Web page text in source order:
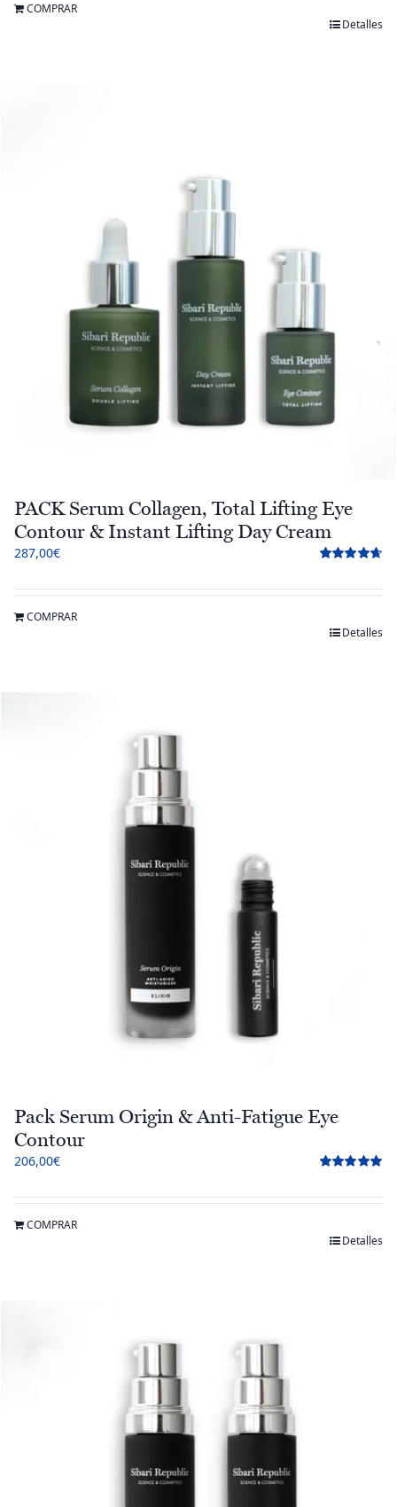
COMPRAR
Detalles
PACK Serum Collagen, Total Lifting Eye
Contour & Instant Lifting Day Cream
287,00€
COMPRAR
Detalles
Pack Serum Origin & Anti-Fatigue Eye
Contour
206,00€
COMPRAR
Detalles